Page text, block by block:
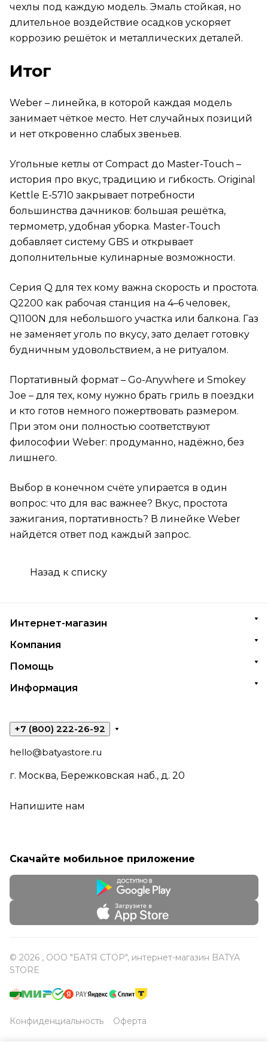
чехлы под каждую модель. Эмаль стойкая, но
длительное воздействие осадков ускоряет
коррозию решёток и металлических деталей.
Итог
Weber – линейка, в которой каждая модель
занимает чёткое место. Нет случайных позиций
и нет откровенно слабых звеньев.
Угольные кетлы от Compact до Master-Touch –
история про вкус, традицию и гибкость. Original
Kettle E-5710 закрывает потребности
большинства дачников: большая решётка,
термометр, удобная уборка. Master-Touch
добавляет систему GBS и открывает
дополнительные кулинарные возможности.
Серия Q для тех кому важна скорость и простота.
Q2200 как рабочая станция на 4–6 человек,
Q1100N для небольшого участка или балкона. Газ
не заменяет уголь по вкусу, зато делает готовку
будничным удовольствием, а не ритуалом.
Портативный формат – Go-Anywhere и Smokey
Joe – для тех, кому нужно брать гриль в поездки
и кто готов немного пожертвовать размером.
При этом они полностью соответствуют
философии Weber: продуманно, надёжно, без
лишнего.
Выбор в конечном счёте упирается в один
вопрос: что для вас важнее? Вкус, простота
зажигания, портативность? В линейке Weber
найдётся ответ под каждый запрос.
Назад к списку
Интернет-магазин
Компания
Помощь
Информация
+7 (800) 222-26-92
hello@batyastore.ru
г. Москва, Бережковская наб., д. 20
Напишите нам
Скачайте мобильное приложение
© 2026 , ООО "БАТЯ СТОР", интернет-магазин BATYA
STORE
Конфиденциальность Оферта